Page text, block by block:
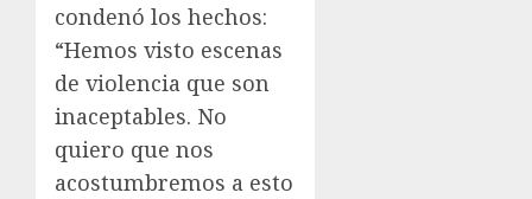
condenó los hechos:
“Hemos visto escenas
de violencia que son
inaceptables. No
quiero que nos
acostumbremos a esto